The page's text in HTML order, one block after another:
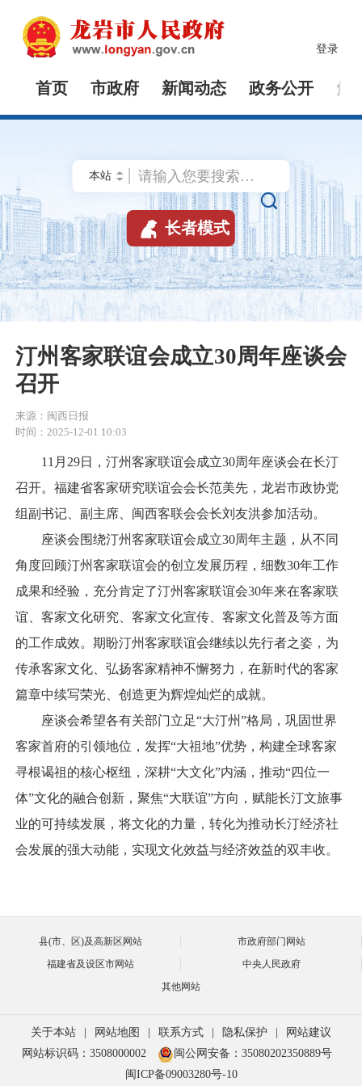
登录
首页 市政府 新闻动态 政务公开 解

 长者模式
汀州客家联谊会成立30周年座谈会
召开
来源：闽西日报
时间：2025-12-01 10:03
11月29日，汀州客家联谊会成立30周年座谈会在长汀
召开。福建省客家研究联谊会会长范美先，龙岩市政协党
组副书记、副主席、闽西客联会会长刘友洪参加活动。
座谈会围绕汀州客家联谊会成立30周年主题，从不同
角度回顾汀州客家联谊会的创立发展历程，细数30年工作
成果和经验，充分肯定了汀州客家联谊会30年来在客家联
谊、客家文化研究、客家文化宣传、客家文化普及等方面
的工作成效。期盼汀州客家联谊会继续以先行者之姿，为
传承客家文化、弘扬客家精神不懈努力，在新时代的客家
篇章中续写荣光、创造更为辉煌灿烂的成就。
座谈会希望各有关部门立足“大汀州”格局，巩固世界
客家首府的引领地位，发挥“大祖地”优势，构建全球客家
寻根谒祖的核心枢纽，深耕“大文化”内涵，推动“四位一
体”文化的融合创新，聚焦“大联谊”方向，赋能长汀文旅事
业的可持续发展，将文化的力量，转化为推动长汀经济社
会发展的强大动能，实现文化效益与经济效益的双丰收。
县(市、区)及高新区网站
市政府部门网站
福建省及设区市网站
中央人民政府
其他网站
关于本站 网站地图 联系方式 隐私保护
网站建议
网站标识码：3508000002
闽公网安备：35080202350889号
闽ICP备09003280号-10